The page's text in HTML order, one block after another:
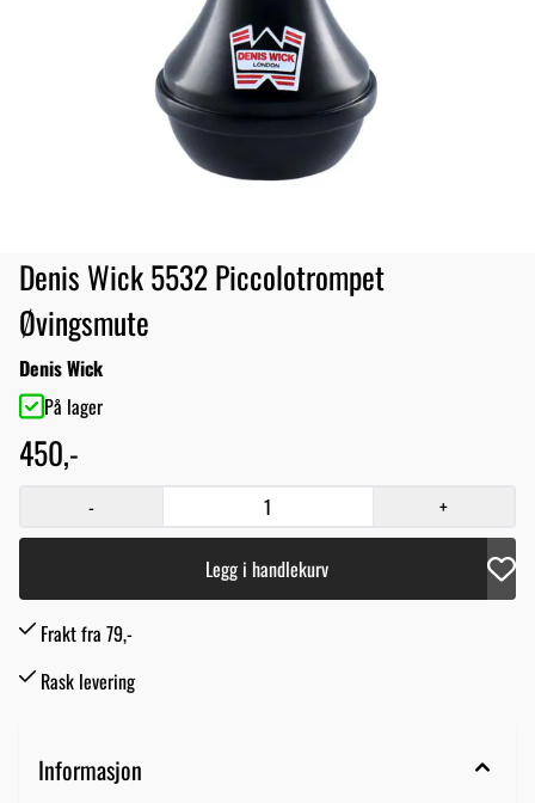
Denis Wick 5532 Piccolotrompet
Øvingsmute
Denis Wick
På lager
450,-
- +
Legg i handlekurv
Frakt fra 79,-
Rask levering
Informasjon